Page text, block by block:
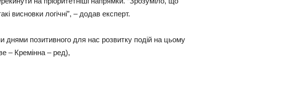
висновки логічні”, – додав експерт.
позитивного для нас розвитку подій на цьому
– Кремінна – ред),